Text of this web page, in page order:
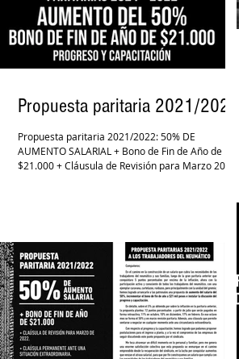
Propuesta paritaria 2021/2022
Propuesta paritaria 2021/2022: 50% DE
AUMENTO SALARIAL + Bono de Fin de Año de
$21.000 + Cláusula de Revisión para Marzo 2022 +